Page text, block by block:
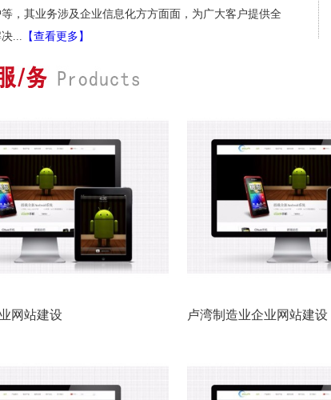
，其业务涉及企业信息化方方面面，为广大客户提供全
... 【查看更多】
网站建设 卢湾制造业企业网站建设